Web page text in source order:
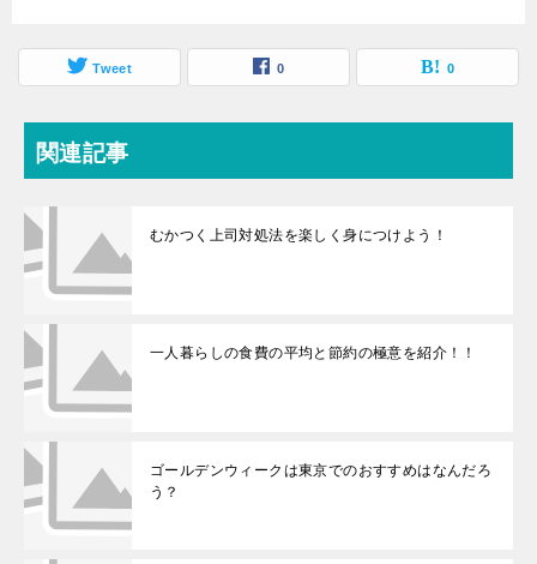
Tweet 0 0
関連記事
むかつく上司対処法を楽しく身につけよう！
一人暮らしの食費の平均と節約の極意を紹介！！
ゴールデンウィークは東京でのおすすめはなんだろ
う？